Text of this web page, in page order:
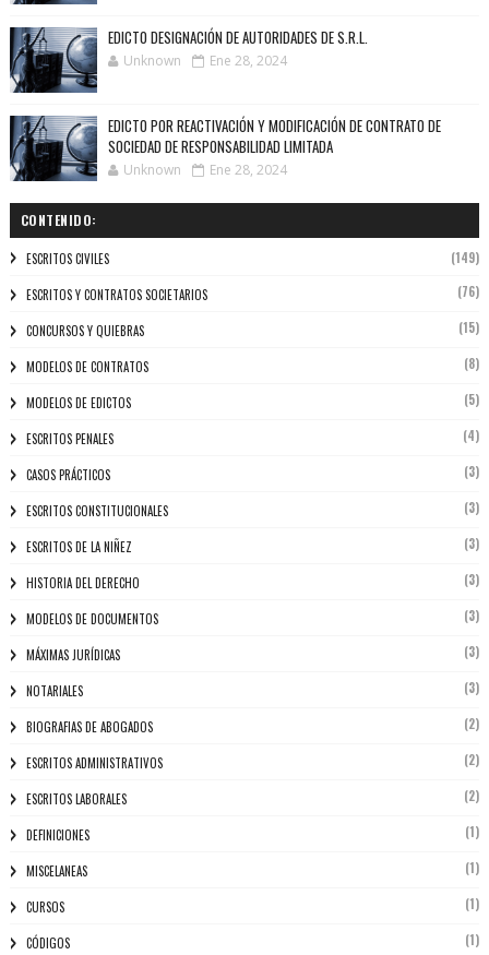
EDICTO DESIGNACIÓN DE AUTORIDADES DE S.R.L.
Unknown Ene 28, 2024
EDICTO POR REACTIVACIÓN Y MODIFICACIÓN DE CONTRATO DE
SOCIEDAD DE RESPONSABILIDAD LIMITADA
Unknown Ene 28, 2024
CONTENIDO:
ESCRITOS CIVILES (149)
ESCRITOS Y CONTRATOS SOCIETARIOS (76)
CONCURSOS Y QUIEBRAS (15)
MODELOS DE CONTRATOS (8)
MODELOS DE EDICTOS (5)
ESCRITOS PENALES (4)
CASOS PRÁCTICOS (3)
ESCRITOS CONSTITUCIONALES (3)
ESCRITOS DE LA NIÑEZ (3)
HISTORIA DEL DERECHO (3)
MODELOS DE DOCUMENTOS (3)
MÁXIMAS JURÍDICAS (3)
NOTARIALES (3)
BIOGRAFIAS DE ABOGADOS (2)
ESCRITOS ADMINISTRATIVOS (2)
ESCRITOS LABORALES (2)
DEFINICIONES (1)
MISCELANEAS (1)
CURSOS (1)
CÓDIGOS (1)